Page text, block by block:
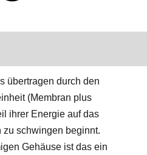
übertragen durch den
(Membran plus
ihrer Energie auf das
zu schwingen beginnt.
Gehäuse ist das ein